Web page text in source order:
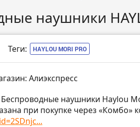
наушники
Теги: HAYLOU MORI PRO
Алиэкспресс
Беспроводные наушники Haylou
при покупке через «Комбо»